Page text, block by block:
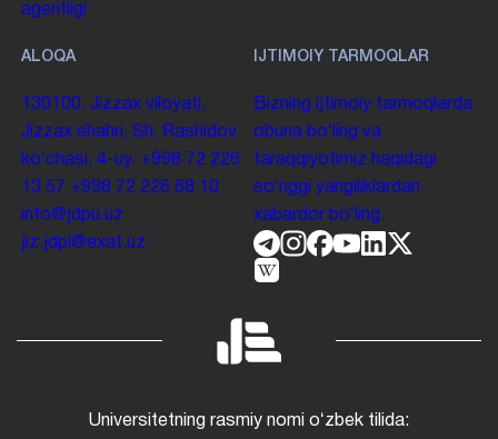
agentligi
ALOQA
130100. Jizzax viloyati,
Jizzax shahri, Sh. Rashidov
koʻchasi, 4-uy. +998 72 226
13 57 +998 72 226 68 10
info@jdpu.uz
jiz.jdpi@exat.uz
IJTIMOIY TARMOQLAR
Bizning ijtimoiy tarmoqlarda
obuna boʻling va
taraqqiyotimiz haqidagi
soʻnggi yangiliklardan
xabardor boʻling.
Universitetning rasmiy nomi oʻzbek tilida: